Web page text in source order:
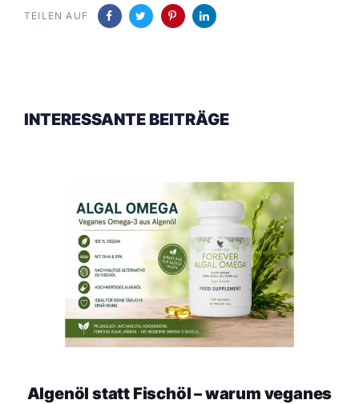
TEILEN AUF
INTERESSANTE BEITRÄGE
Algenöl statt Fischöl – warum veganes